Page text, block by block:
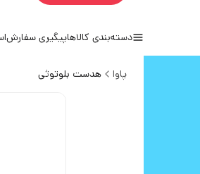
دسته‌بندی کالاهاپیگیری سفارش
پاوا هدست بلوتوثی